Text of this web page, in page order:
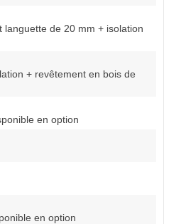
languette de 20 mm + isolation
+ revêtement en bois de
en option
en option